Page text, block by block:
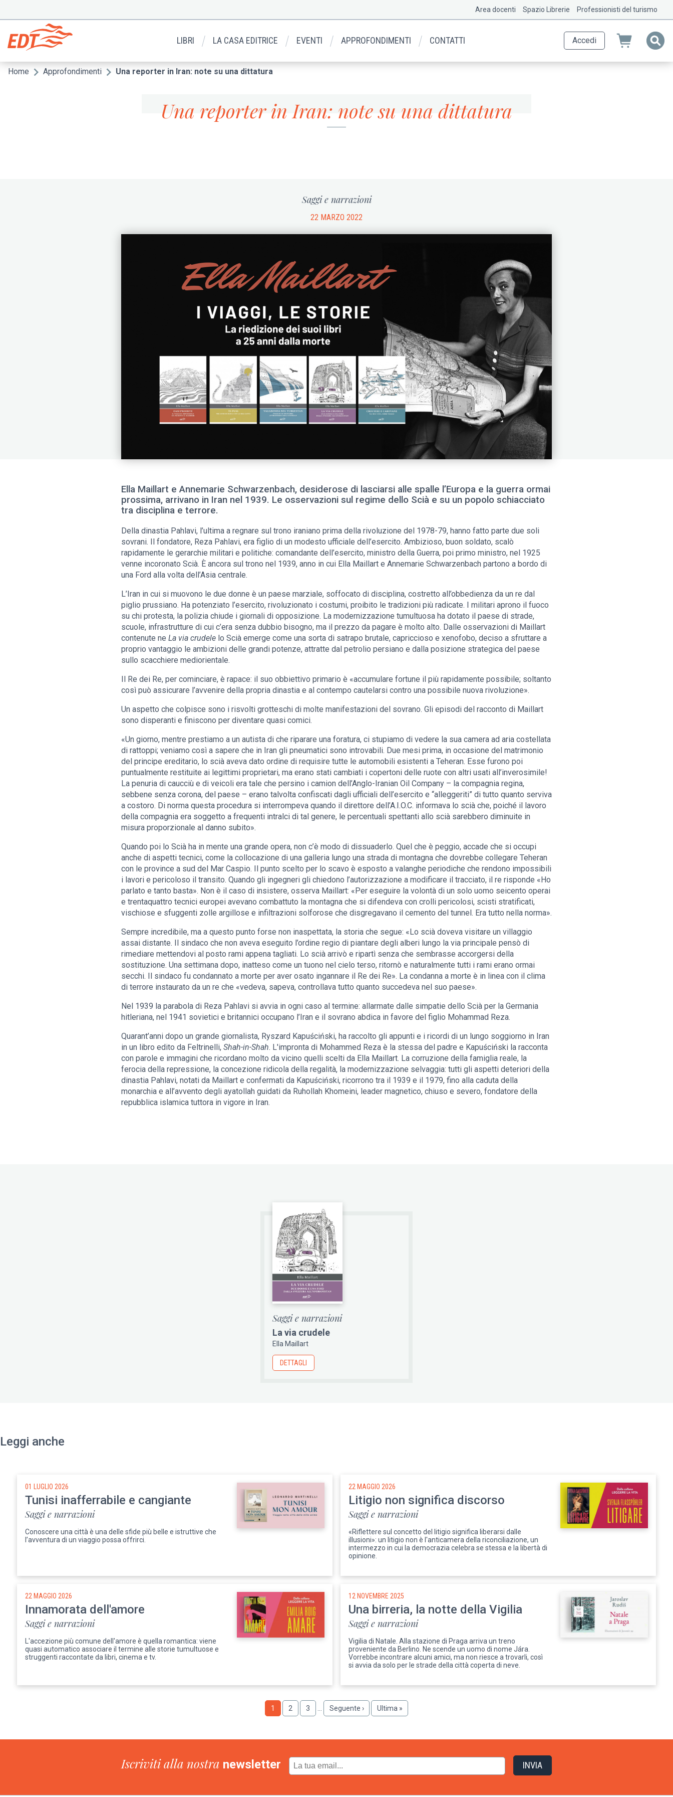
contenuto
principale
Menu
secondario
Area docenti Spazio Librerie Professionisti del turismo
LIBRI LA CASA EDITRICE EVENTI APPROFONDIMENTI CONTATTI Accedi
Briciole
Home Approfondimenti Una reporter in Iran: note su una dittatura
Una reporter in Iran: note su una dittatura
Saggi e narrazioni
22 MARZO 2022
Ella Maillart e Annemarie Schwarzenbach, desiderose di lasciarsi alle spalle l’Europa e la guerra ormai
prossima, arrivano in Iran nel 1939. Le osservazioni sul regime dello Scià e su un popolo schiacciato
tra disciplina e terrore.
Della dinastia Pahlavi, l’ultima a regnare sul trono iraniano prima della rivoluzione del 1978-79, hanno fatto parte due soli
sovrani. Il fondatore, Reza Pahlavi, era figlio di un modesto ufficiale dell’esercito. Ambizioso, buon soldato, scalò
rapidamente le gerarchie militari e politiche: comandante dell’esercito, ministro della Guerra, poi primo ministro, nel 1925
venne incoronato Scià. È ancora sul trono nel 1939, anno in cui Ella Maillart e Annemarie Schwarzenbach partono a bordo di
una Ford alla volta dell’Asia centrale.
L’Iran in cui si muovono le due donne è un paese marziale, soffocato di disciplina, costretto all’obbedienza da un re dal
piglio prussiano. Ha potenziato l’esercito, rivoluzionato i costumi, proibito le tradizioni più radicate. I militari aprono il fuoco
su chi protesta, la polizia chiude i giornali di opposizione. La modernizzazione tumultuosa ha dotato il paese di strade,
scuole, infrastrutture di cui c’era senza dubbio bisogno, ma il prezzo da pagare è molto alto. Dalle osservazioni di Maillart
contenute ne La via crudele lo Scià emerge come una sorta di satrapo brutale, capriccioso e xenofobo, deciso a sfruttare a
proprio vantaggio le ambizioni delle grandi potenze, attratte dal petrolio persiano e dalla posizione strategica del paese
sullo scacchiere mediorientale.
Il Re dei Re, per cominciare, è rapace: il suo obbiettivo primario è «accumulare fortune il più rapidamente possibile; soltanto
così può assicurare l’avvenire della propria dinastia e al contempo cautelarsi contro una possibile nuova rivoluzione».
Un aspetto che colpisce sono i risvolti grotteschi di molte manifestazioni del sovrano. Gli episodi del racconto di Maillart
sono disperanti e finiscono per diventare quasi comici.
«Un giorno, mentre prestiamo a un autista di che riparare una foratura, ci stupiamo di vedere la sua camera ad aria costellata
di rattoppi; veniamo così a sapere che in Iran gli pneumatici sono introvabili. Due mesi prima, in occasione del matrimonio
del principe ereditario, lo scià aveva dato ordine di requisire tutte le automobili esistenti a Teheran. Esse furono poi
puntualmente restituite ai legittimi proprietari, ma erano stati cambiati i copertoni delle ruote con altri usati all’inverosimile!
La penuria di caucciù e di veicoli era tale che persino i camion dell’Anglo-Iranian Oil Company – la compagnia regina,
sebbene senza corona, del paese – erano talvolta confiscati dagli ufficiali dell’esercito e “alleggeriti” di tutto quanto serviva
a costoro. Di norma questa procedura si interrompeva quando il direttore dell’A.I.O.C. informava lo scià che, poiché il lavoro
della compagnia era soggetto a frequenti intralci di tal genere, le percentuali spettanti allo scià sarebbero diminuite in
misura proporzionale al danno subito».
Quando poi lo Scià ha in mente una grande opera, non c’è modo di dissuaderlo. Quel che è peggio, accade che si occupi
anche di aspetti tecnici, come la collocazione di una galleria lungo una strada di montagna che dovrebbe collegare Teheran
con le province a sud del Mar Caspio. Il punto scelto per lo scavo è esposto a valanghe periodiche che rendono impossibili
i lavori e pericoloso il transito. Quando gli ingegneri gli chiedono l’autorizzazione a modificare il tracciato, il re risponde «Ho
parlato e tanto basta». Non è il caso di insistere, osserva Maillart: «Per eseguire la volontà di un solo uomo seicento operai
e trentaquattro tecnici europei avevano combattuto la montagna che si difendeva con crolli pericolosi, scisti stratificati,
vischiose e sfuggenti zolle argillose e infiltrazioni solforose che disgregavano il cemento del tunnel. Era tutto nella norma».
Sempre incredibile, ma a questo punto forse non inaspettata, la storia che segue: «Lo scià doveva visitare un villaggio
assai distante. Il sindaco che non aveva eseguito l’ordine regio di piantare degli alberi lungo la via principale pensò di
rimediare mettendovi al posto rami appena tagliati. Lo scià arrivò e ripartì senza che sembrasse accorgersi della
sostituzione. Una settimana dopo, inatteso come un tuono nel cielo terso, ritornò e naturalmente tutti i rami erano ormai
secchi. Il sindaco fu condannato a morte per aver osato ingannare il Re dei Re». La condanna a morte è in linea con il clima
di terrore instaurato da un re che «vedeva, sapeva, controllava tutto quanto succedeva nel suo paese».
Nel 1939 la parabola di Reza Pahlavi si avvia in ogni caso al termine: allarmate dalle simpatie dello Scià per la Germania
hitleriana, nel 1941 sovietici e britannici occupano l’Iran e il sovrano abdica in favore del figlio Mohammad Reza.
Quarant’anni dopo un grande giornalista, Ryszard Kapuściński, ha raccolto gli appunti e i ricordi di un lungo soggiorno in Iran
in un libro edito da Feltrinelli, Shah-in-Shah. L'impronta di Mohammed Reza è la stessa del padre e Kapuściński la racconta
con parole e immagini che ricordano molto da vicino quelli scelti da Ella Maillart. La corruzione della famiglia reale, la
ferocia della repressione, la concezione ridicola della regalità, la modernizzazione selvaggia: tutti gli aspetti deteriori della
dinastia Pahlavi, notati da Maillart e confermati da Kapuściński, ricorrono tra il 1939 e il 1979, fino alla caduta della
monarchia e all’avvento degli ayatollah guidati da Ruhollah Khomeini, leader magnetico, chiuso e severo, fondatore della
repubblica islamica tuttora in vigore in Iran.
Saggi e narrazioni
La via crudele
Ella Maillart
DETTAGLI
Leggi anche
01 LUGLIO 2026
Tunisi inafferrabile e cangiante
Saggi e narrazioni
Conoscere una città è una delle sfide più belle e istruttive che
l’avventura di un viaggio possa offrirci.
22 MAGGIO 2026
Litigio non significa discorso
Saggi e narrazioni
«Riflettere sul concetto del litigio significa liberarsi dalle
illusioni»: un litigio non è l'anticamera della riconciliazione, un
intermezzo in cui la democrazia celebra se stessa e la libertà di
opinione.
22 MAGGIO 2026
Innamorata dell'amore
Saggi e narrazioni
L'accezione più comune dell'amore è quella romantica: viene
quasi automatico associare il termine alle storie tumultuose e
struggenti raccontate da libri, cinema e tv.
12 NOVEMBRE 2025
Una birreria, la notte della Vigilia
Saggi e narrazioni
Vigilia di Natale. Alla stazione di Praga arriva un treno
proveniente da Berlino. Ne scende un uomo di nome Jára.
Vorrebbe incontrare alcuni amici, ma non riesce a trovarli, così
si avvia da solo per le strade della città coperta di neve.
Pagina
1 Pagina
2 Pagina
3
Pagina
successiva
Seguente ›
Ultima
pagina
Ultima »
Iscriviti alla nostra newsletter